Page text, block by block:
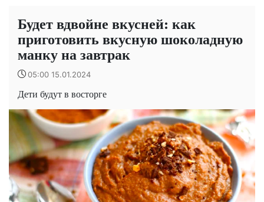
Будет вдвойне вкусней: как
приготовить вкусную шоколадную
манку на завтрак
05:00 15.01.2024
Дети будут в восторге